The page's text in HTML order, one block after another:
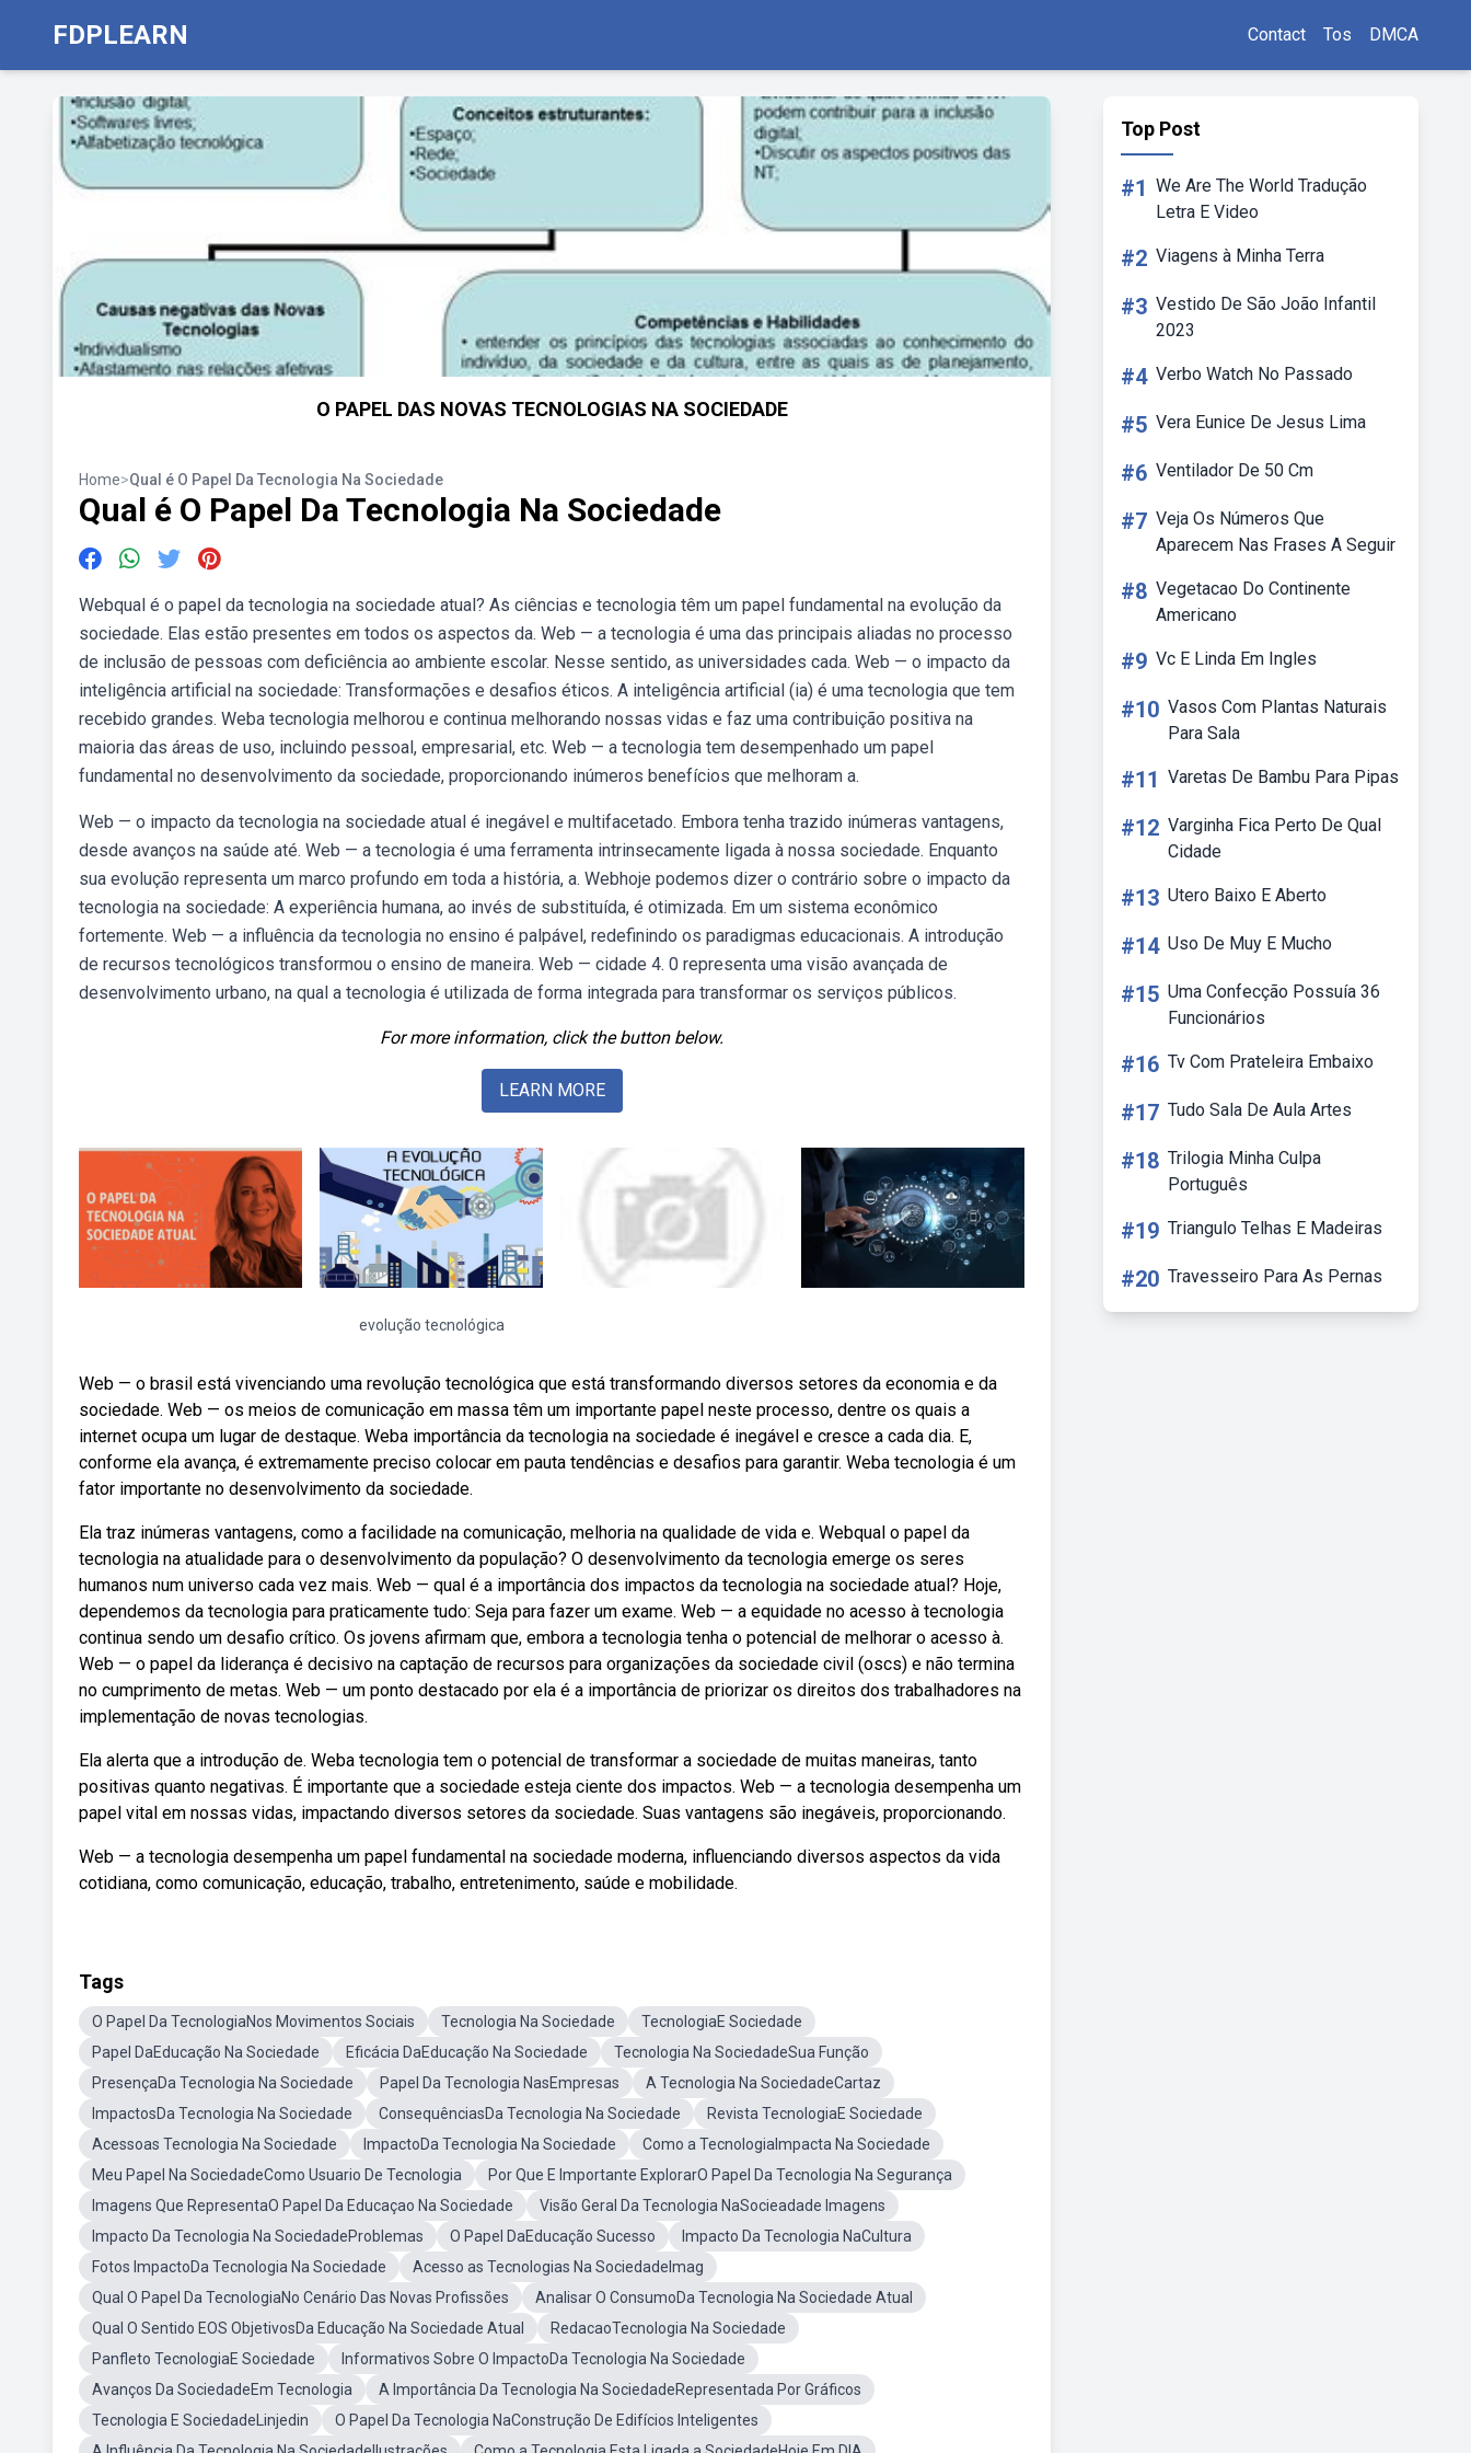
FDPLEARN Contact Tos DMCA
O PAPEL DAS NOVAS TECNOLOGIAS NA SOCIEDADE
Home>Qual é O Papel Da Tecnologia Na Sociedade
Qual é O Papel Da Tecnologia Na Sociedade
Webqual é o papel da tecnologia na sociedade atual? As ciências e tecnologia têm um papel fundamental na evolução da
sociedade. Elas estão presentes em todos os aspectos da. Web — a tecnologia é uma das principais aliadas no processo
de inclusão de pessoas com deficiência ao ambiente escolar. Nesse sentido, as universidades cada. Web — o impacto da
inteligência artificial na sociedade: Transformações e desafios éticos. A inteligência artificial (ia) é uma tecnologia que tem
recebido grandes. Weba tecnologia melhorou e continua melhorando nossas vidas e faz uma contribuição positiva na
maioria das áreas de uso, incluindo pessoal, empresarial, etc. Web — a tecnologia tem desempenhado um papel
fundamental no desenvolvimento da sociedade, proporcionando inúmeros benefícios que melhoram a.
Web — o impacto da tecnologia na sociedade atual é inegável e multifacetado. Embora tenha trazido inúmeras vantagens,
desde avanços na saúde até. Web — a tecnologia é uma ferramenta intrinsecamente ligada à nossa sociedade. Enquanto
sua evolução representa um marco profundo em toda a história, a. Webhoje podemos dizer o contrário sobre o impacto da
tecnologia na sociedade: A experiência humana, ao invés de substituída, é otimizada. Em um sistema econômico
fortemente. Web — a influência da tecnologia no ensino é palpável, redefinindo os paradigmas educacionais. A introdução
de recursos tecnológicos transformou o ensino de maneira. Web — cidade 4. 0 representa uma visão avançada de
desenvolvimento urbano, na qual a tecnologia é utilizada de forma integrada para transformar os serviços públicos.
For more information, click the button below.
LEARN MORE
evolução tecnológica
Web — o brasil está vivenciando uma revolução tecnológica que está transformando diversos setores da economia e da
sociedade. Web — os meios de comunicação em massa têm um importante papel neste processo, dentre os quais a
internet ocupa um lugar de destaque. Weba importância da tecnologia na sociedade é inegável e cresce a cada dia. E,
conforme ela avança, é extremamente preciso colocar em pauta tendências e desafios para garantir. Weba tecnologia é um
fator importante no desenvolvimento da sociedade.
Ela traz inúmeras vantagens, como a facilidade na comunicação, melhoria na qualidade de vida e. Webqual o papel da
tecnologia na atualidade para o desenvolvimento da população? O desenvolvimento da tecnologia emerge os seres
humanos num universo cada vez mais. Web — qual é a importância dos impactos da tecnologia na sociedade atual? Hoje,
dependemos da tecnologia para praticamente tudo: Seja para fazer um exame. Web — a equidade no acesso à tecnologia
continua sendo um desafio crítico. Os jovens afirmam que, embora a tecnologia tenha o potencial de melhorar o acesso à.
Web — o papel da liderança é decisivo na captação de recursos para organizações da sociedade civil (oscs) e não termina
no cumprimento de metas. Web — um ponto destacado por ela é a importância de priorizar os direitos dos trabalhadores na
implementação de novas tecnologias.
Ela alerta que a introdução de. Weba tecnologia tem o potencial de transformar a sociedade de muitas maneiras, tanto
positivas quanto negativas. É importante que a sociedade esteja ciente dos impactos. Web — a tecnologia desempenha um
papel vital em nossas vidas, impactando diversos setores da sociedade. Suas vantagens são inegáveis, proporcionando.
Web — a tecnologia desempenha um papel fundamental na sociedade moderna, influenciando diversos aspectos da vida
cotidiana, como comunicação, educação, trabalho, entretenimento, saúde e mobilidade.
Tags
O Papel Da TecnologiaNos Movimentos Sociais Tecnologia Na Sociedade
TecnologiaE Sociedade
Papel DaEducação Na Sociedade
Eficácia DaEducação Na Sociedade
Tecnologia Na SociedadeSua Função
PresençaDa Tecnologia Na Sociedade
Papel Da Tecnologia NasEmpresas
A Tecnologia Na SociedadeCartaz
ImpactosDa Tecnologia Na Sociedade
ConsequênciasDa Tecnologia Na Sociedade
Revista TecnologiaE Sociedade
Acessoas Tecnologia Na Sociedade
ImpactoDa Tecnologia Na Sociedade
Como a TecnologiaImpacta Na Sociedade
Meu Papel Na SociedadeComo Usuario De Tecnologia
Por Que E Importante ExplorarO Papel Da Tecnologia Na Segurança
Imagens Que RepresentaO Papel Da Educaçao Na Sociedade
Visão Geral Da Tecnologia NaSocieadade Imagens
Impacto Da Tecnologia Na SociedadeProblemas
O Papel DaEducação Sucesso
Impacto Da Tecnologia NaCultura
Fotos ImpactoDa Tecnologia Na Sociedade
Acesso as Tecnologias Na SociedadeImag
Qual O Papel Da TecnologiaNo Cenário Das Novas Profissões
Analisar O ConsumoDa Tecnologia Na Sociedade Atual
Qual O Sentido EOS ObjetivosDa Educação Na Sociedade Atual
RedacaoTecnologia Na Sociedade
Panfleto TecnologiaE Sociedade
Informativos Sobre O ImpactoDa Tecnologia Na Sociedade
Avanços Da SociedadeEm Tecnologia
A Importância Da Tecnologia Na SociedadeRepresentada Por Gráficos
Tecnologia E SociedadeLinjedin
O Papel Da Tecnologia NaConstrução De Edifícios Inteligentes
Top Post
#1 We Are The World Tradução
Letra E Video
#2 Viagens à Minha Terra
#3 Vestido De São João Infantil
2023
#4 Verbo Watch No Passado
#5 Vera Eunice De Jesus Lima
#6 Ventilador De 50 Cm
#7 Veja Os Números Que
Aparecem Nas Frases A Seguir
#8 Vegetacao Do Continente
Americano
#9 Vc E Linda Em Ingles
#10 Vasos Com Plantas Naturais
Para Sala
#11 Varetas De Bambu Para Pipas
#12 Varginha Fica Perto De Qual
Cidade
#13 Utero Baixo E Aberto
#14 Uso De Muy E Mucho
#15 Uma Confecção Possuía 36
Funcionários
#16 Tv Com Prateleira Embaixo
#17 Tudo Sala De Aula Artes
#18 Trilogia Minha Culpa
Português
#19 Triangulo Telhas E Madeiras
#20 Travesseiro Para As Pernas